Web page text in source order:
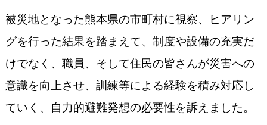
被災地となった熊本県の市町村に視察、ヒアリン
グを行った結果を踏まえて、制度や設備の充実だ
けでなく、職員、そして住民の皆さんが災害への
意識を向上させ、訓練等による経験を積み対応し
ていく、自力的避難発想の必要性を訴えました。